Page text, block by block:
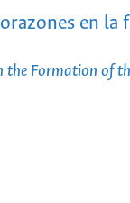
en la
the Formation of